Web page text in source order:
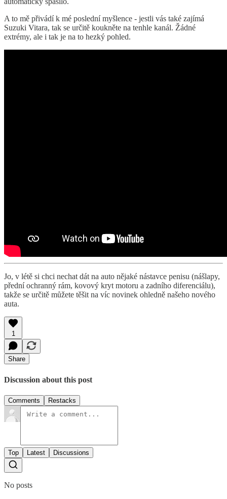
A to mě přivádí k mé poslední myšlence - jestli vás také zajímá
Suzuki Vitara, tak se určitě koukněte na tenhle kanál. Žádné
extrémy, ale i tak je na to hezký pohled.
Jo, v létě si chci nechat dát na auto nějaké nástavce penisu (nášlapy,
přední ochranný rám, kovový kryt motoru a zadního diferenciálu),
takže se určitě můžete těšit na víc novinek ohledně našeho nového
auta.
1
Share
Discussion about this post
Comments Restacks
Top Latest Discussions
No posts